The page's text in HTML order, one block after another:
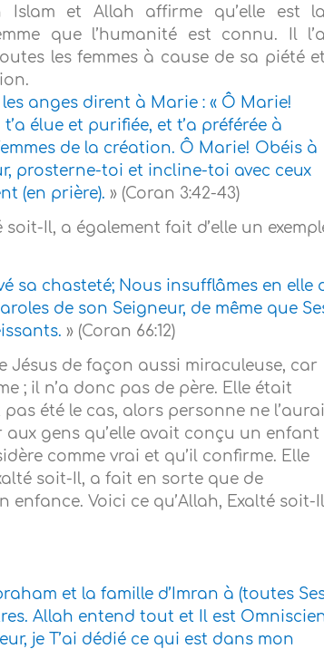
Islam et Allah affirme qu’elle est la
que l’humanité est connu. Il l’a
les femmes à cause de sa piété et
anges dirent à Marie : « Ô Marie!
t’a élue et purifiée, et t’a préférée à
de la création. Ô Marie! Obéis à
prosterne-toi et incline-toi avec ceux
(en prière). » (Coran 3:42-43)
soit-Il, a également fait d’elle un
sa chasteté; Nous insufflâmes en elle
de son Seigneur, de même que
» (Coran 66:12)
de façon aussi miraculeuse, car
; il n’a donc pas de père. Elle était
été le cas, alors personne ne
gens qu’elle avait conçu un enfant
comme vrai et qu’il confirme. Elle
soit-Il, a fait en sorte que de
Voici ce qu’Allah, Exalté soit-
et la famille d’Imran à (toutes
Allah entend tout et Il est
je T’ai dédié ce qui est dans mon